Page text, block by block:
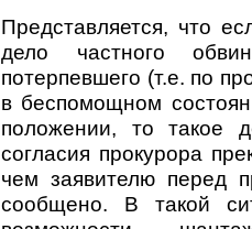
Представляется, что
дело частного
потерпевшего (т.е. по
в беспомощном
положении, то такое
согласия прокурора
чем заявителю перед
сообщено. В такой